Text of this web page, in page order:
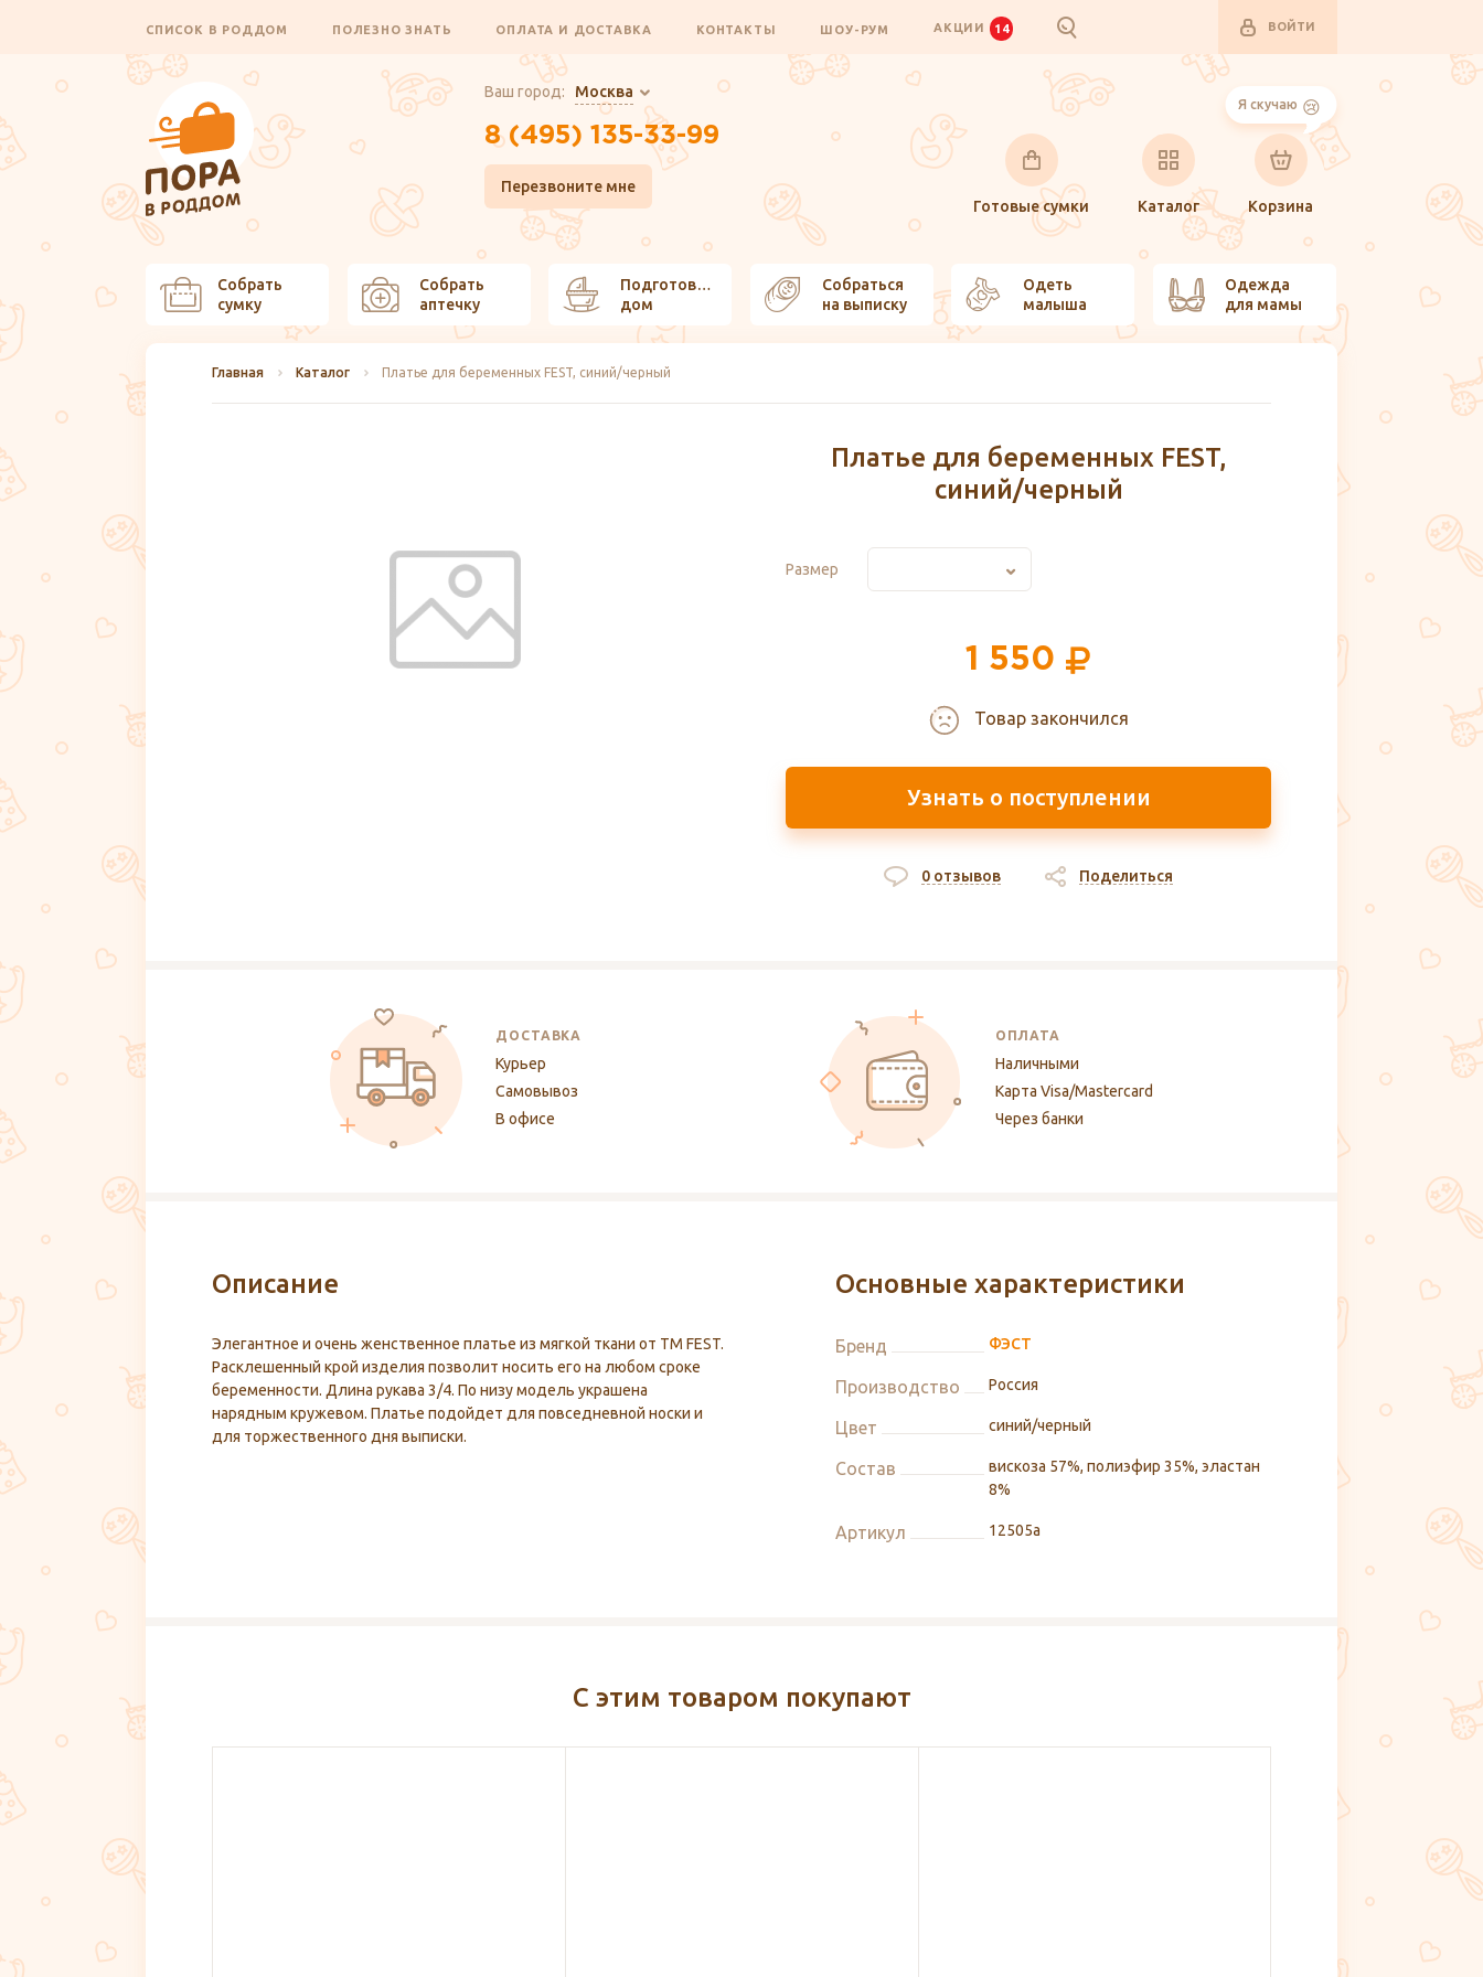
СПИСОК В РОДДОМ ПОЛЕЗНО ЗНАТЬ ОПЛАТА И ДОСТАВКА КОНТАКТЫ ШОУ-РУМ АКЦИИ 14 ВОЙТИ
Ваш город: Москва
8 (495) 135-33-99
Перезвоните мне
Готовые сумки
Каталог
Я скучаю
Корзина
Собрать
сумку
Собрать
аптечку
Подготовить
дом
Собраться
на выписку
Одеть
малыша
Одежда
для мамы
Главная Каталог Платье для беременных FEST, синий/черный
Платье для беременных FEST,
синий/черный
Размер
1 550
Товар закончился
Узнать о поступлении
0 отзывов Поделиться
ДОСТАВКА
Курьер
Самовывоз
В офисе
ОПЛАТА
Наличными
Карта Visa/Mastercard
Через банки
Описание
Элегантное и очень женственное платье из мягкой ткани от ТМ FEST.
Расклешенный крой изделия позволит носить его на любом сроке
беременности. Длина рукава 3/4. По низу модель украшена
нарядным кружевом. Платье подойдет для повседневной носки и
для торжественного дня выписки.
Основные характеристики
Бренд ФЭСТ
Производство Россия
Цвет синий/черный
Состав
вискоза 57%, полиэфир 35%, эластан
8%
Артикул 12505a
С этим товаром покупают